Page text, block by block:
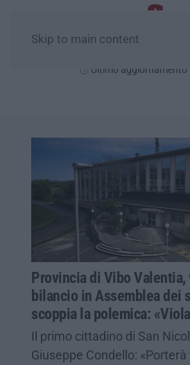
Skip to main content
Ultimo aggiornamento
Provincia di Vibo Valentia,
bilancio in Assemblea dei
scoppia la polemica:
Il primo cittadino di San
Giuseppe Condello: